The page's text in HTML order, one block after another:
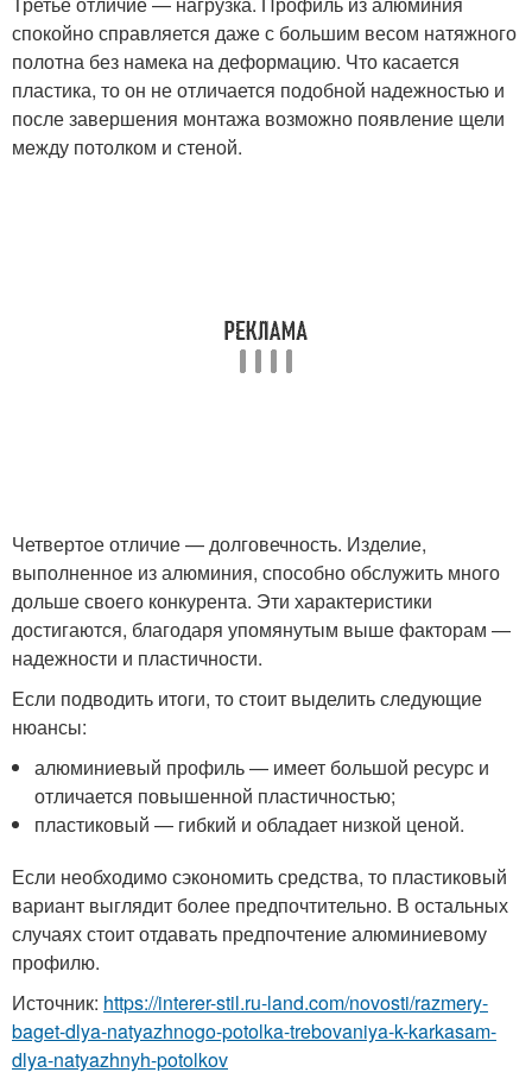
спокойно справляется даже с большим весом натяжного
полотна без намека на деформацию. Что касается
пластика, то он не отличается подобной надежностью и
после завершения монтажа возможно появление щели
между потолком и стеной.
Четвертое отличие — долговечность. Изделие,
выполненное из алюминия, способно обслужить много
дольше своего конкурента. Эти характеристики
достигаются, благодаря упомянутым выше факторам —
надежности и пластичности.
Если подводить итоги, то стоит выделить следующие
нюансы:
алюминиевый профиль — имеет большой ресурс и
отличается повышенной пластичностью;
пластиковый — гибкий и обладает низкой ценой.
Если необходимо сэкономить средства, то пластиковый
вариант выглядит более предпочтительно. В остальных
случаях стоит отдавать предпочтение алюминиевому
профилю.
Источник: https://interer-stil.ru-land.com/novosti/razmery-
baget-dlya-natyazhnogo-potolka-trebovaniya-k-karkasam-
dlya-natyazhnyh-potolkov